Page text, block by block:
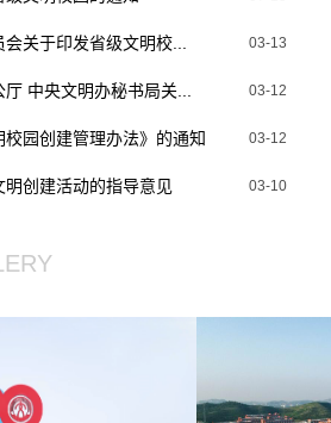
关于印发省级文明校... 03-13
中央文明办秘书局关... 03-12
园创建管理办法》的通知 03-12
创建活动的指导意见 03-10